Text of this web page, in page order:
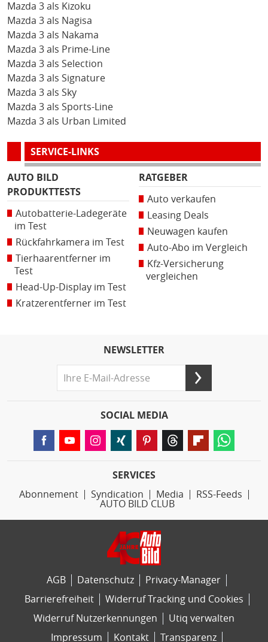
Mazda 3 als Kizoku
Mazda 3 als Nagisa
Mazda 3 als Nakama
Mazda 3 als Prime-Line
Mazda 3 als Selection
Mazda 3 als Signature
Mazda 3 als Sky
Mazda 3 als Sports-Line
Mazda 3 als Urban Limited
SERVICE-LINKS
AUTO BILD
PRODUKTTESTS
Autobatterie-Ladegeräte
im Test
Rückfahrkamera im Test
Tierhaarentferner im
Test
Head-Up-Display im Test
Kratzerentferner im Test
RATGEBER
Auto verkaufen
Leasing Deals
Neuwagen kaufen
Auto-Abo im Vergleich
Kfz-Versicherung
vergleichen
NEWSLETTER
SOCIAL MEDIA
SERVICES
Abonnement
Syndication Media
RSS-Feeds
AUTO BILD CLUB
AGB Datenschutz
Privacy-Manager
Barrierefreiheit
Widerruf Tracking und Cookies
Widerruf Nutzerkennungen
Utiq verwalten
Impressum
Kontakt Transparenz